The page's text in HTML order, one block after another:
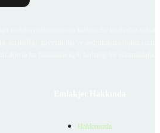
Hakkımızda